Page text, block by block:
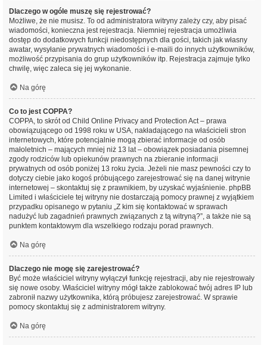
Dlaczego w ogóle muszę się rejestrować?
Możliwe, że nie musisz. To od administratora witryny zależy czy, aby pisać
wiadomości, konieczna jest rejestracja. Niemniej rejestracja umożliwia
dostęp do dodatkowych funkcji niedostępnych dla gości, takich jak własny
awatar, wysyłanie prywatnych wiadomości i e-maili do innych użytkowników,
możliwość przypisania do grup użytkowników itp. Rejestracja zajmuje tylko
chwilę, więc zaleca się jej wykonanie.
Na górę
Co to jest COPPA?
COPPA, to skrót od Child Online Privacy and Protection Act – prawa
obowiązującego od 1998 roku w USA, nakładającego na właścicieli stron
internetowych, które potencjalnie mogą zbierać informacje od osób
małoletnich – mających mniej niż 13 lat – obowiązek posiadania pisemnej
zgody rodziców lub opiekunów prawnych na zbieranie informacji
prywatnych od osób poniżej 13 roku życia. Jeżeli nie masz pewności czy to
dotyczy ciebie jako kogoś próbującego zarejestrować się na danej witrynie
internetowej – skontaktuj się z prawnikiem, by uzyskać wyjaśnienie. phpBB
Limited i właściciele tej witryny nie dostarczają pomocy prawnej z wyjątkiem
przypadku opisanego w pytaniu „Z kim się kontaktować w sprawach
nadużyć lub zagadnień prawnych związanych z tą witryną?”, a także nie są
punktem kontaktowym dla wszelkiego rodzaju porad prawnych.
Na górę
Dlaczego nie mogę się zarejestrować?
Być może właściciel witryny wyłączył funkcję rejestracji, aby nie rejestrowały
się nowe osoby. Właściciel witryny mógł także zablokować twój adres IP lub
zabronił nazwy użytkownika, którą próbujesz zarejestrować. W sprawie
pomocy skontaktuj się z administratorem witryny.
Na górę